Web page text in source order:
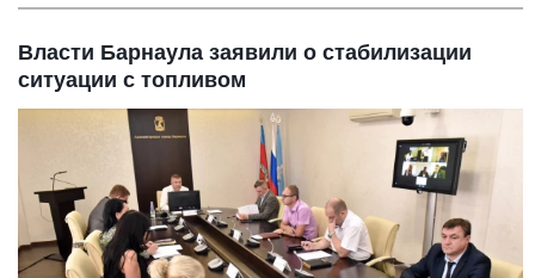
Власти Барнаула заявили о стабилизации
ситуации с топливом